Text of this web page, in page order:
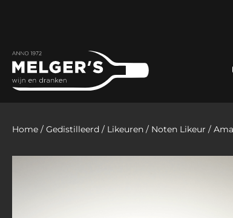
Home / Gedistilleerd / Likeuren / Noten Likeur /